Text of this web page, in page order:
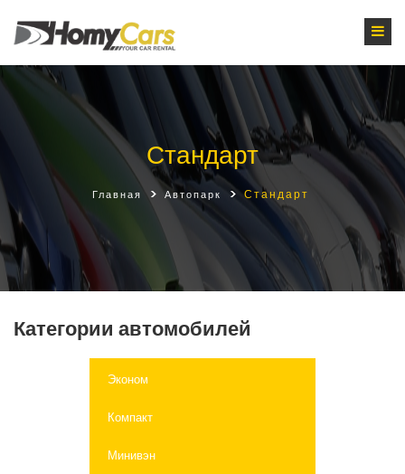
Стандарт
Главная Автопарк Стандарт
Категории автомобилей
Эконом
Компакт
Минивэн